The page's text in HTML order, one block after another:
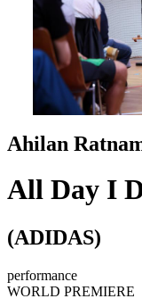
Ahilan
All Day I
(ADIDAS)
performance
WORLD PREMIERE